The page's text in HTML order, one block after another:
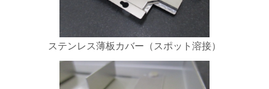
ステンレス薄板カバー（スポット溶接）